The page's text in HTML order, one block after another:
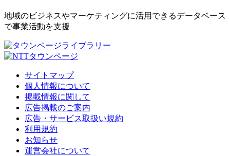
地域のビジネスやマーケティングに活用できるデータベース
で事業活動を支援
サイトマップ
個人情報について
掲載情報に関して
広告掲載のご案内
広告・サービス取扱い規約
利用規約
お知らせ
運営会社について